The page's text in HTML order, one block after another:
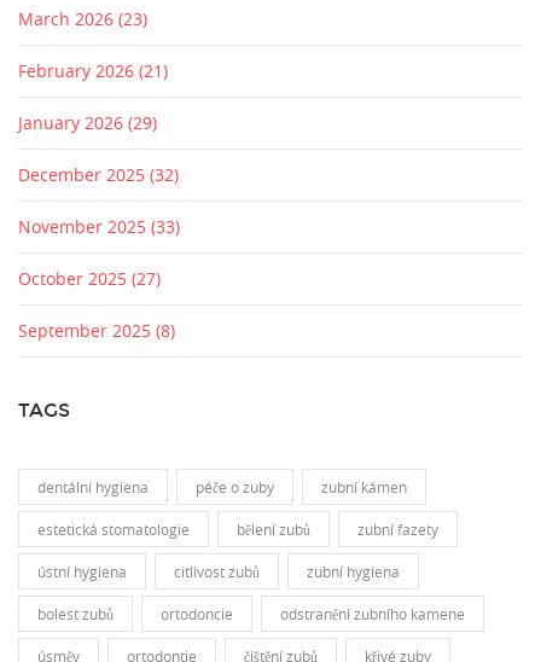
March 2026 (23)
February 2026 (21)
January 2026 (29)
December 2025 (32)
November 2025 (33)
October 2025 (27)
September 2025 (8)
TAGS
dentální hygiena péče o zuby zubní kámen
estetická stomatologie bělení zubů zubní fazety
ústní hygiena citlivost zubů zubní hygiena
bolest zubů ortodoncie odstranění zubního kamene
úsměv ortodontie čištění zubů křivé zuby